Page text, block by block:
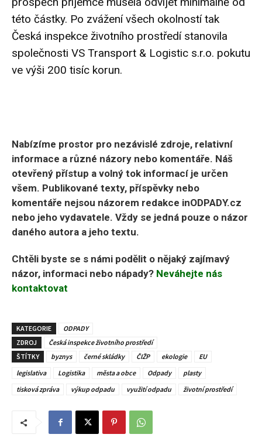
této částky. Po zvážení všech okolností tak
Česká inspekce životního prostředí stanovila
společnosti VS Transport & Logistic s.r.o. pokutu
ve výši 200 tisíc korun.
Nabízíme prostor pro nezávislé zdroje, relativní
informace a různé názory nebo komentáře. Náš
otevřený přístup a volný tok informací je určen
všem. Publikované texty, příspěvky nebo
komentáře nejsou názorem redakce inODPADY.cz
nebo jeho vydavatele. Vždy se jedná pouze o názor
daného autora a jeho textu.
Chtěli byste se s námi podělit o nějaký zajímavý
názor, informaci nebo nápady? Neváhejte nás
kontaktovat
KATEGORIE
ODPADY
ZDROJ
Česká inspekce životního prostředí
ŠTÍTKY
byznys černé skládky ČIŽP ekologie
EU
legislativa
Logistika města a obce Odpady
plasty
tisková zpráva
výkup odpadu využití odpadu životní prostředí